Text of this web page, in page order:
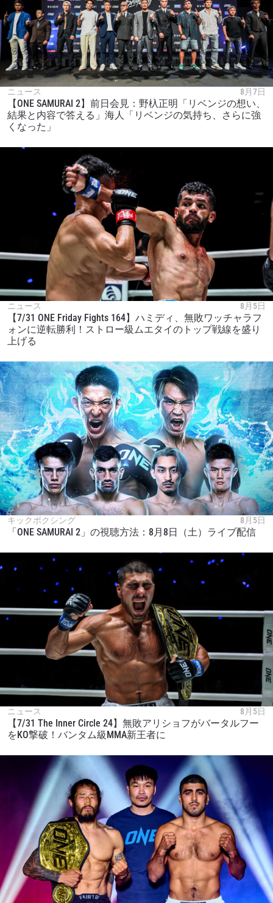
ニュース 8月7日
【ONE SAMURAI 2】前日会見：野杁正明「リベンジの想い、
結果と内容で答える」海人「リベンジの気持ち、さらに強
くなった」
ニュース 8月5日
【7/31 ONE Friday Fights 164】ハミディ、無敗ワッチャラフ
ォンに逆転勝利！ストロー級ムエタイのトップ戦線を盛り
上げる
キックボクシング 8月5日
「ONE SAMURAI 2」の視聴方法：8月8日（土）ライブ配信
ニュース 8月5日
【7/31 The Inner Circle 24】無敗アリショフがバータルフー
をKO撃破！バンタム級MMA新王者に